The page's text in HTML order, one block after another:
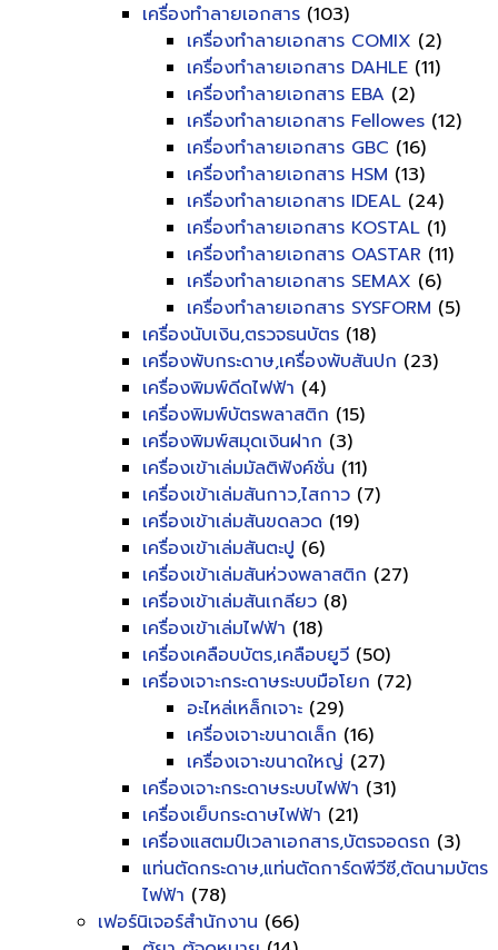
เครื่องทำลายเอกสาร (103)
เครื่องทำลายเอกสาร COMIX (2)
เครื่องทำลายเอกสาร DAHLE (11)
เครื่องทำลายเอกสาร EBA (2)
เครื่องทำลายเอกสาร Fellowes (12)
เครื่องทำลายเอกสาร GBC (16)
เครื่องทำลายเอกสาร HSM (13)
เครื่องทำลายเอกสาร IDEAL (24)
เครื่องทำลายเอกสาร KOSTAL (1)
เครื่องทำลายเอกสาร OASTAR (11)
เครื่องทำลายเอกสาร SEMAX (6)
เครื่องทำลายเอกสาร SYSFORM (5)
เครื่องนับเงิน,ตรวจธนบัตร (18)
เครื่องพับกระดาษ,เครื่องพับสันปก (23)
เครื่องพิมพ์ดีดไฟฟ้า (4)
เครื่องพิมพ์บัตรพลาสติก (15)
เครื่องพิมพ์สมุดเงินฝาก (3)
เครื่องเข้าเล่มมัลติฟังค์ชั่น (11)
เครื่องเข้าเล่มสันกาว,ไสกาว (7)
เครื่องเข้าเล่มสันขดลวด (19)
เครื่องเข้าเล่มสันตะปู (6)
เครื่องเข้าเล่มสันห่วงพลาสติก (27)
เครื่องเข้าเล่มสันเกลียว (8)
เครื่องเข้าเล่มไฟฟ้า (18)
เครื่องเคลือบบัตร,เคลือบยูวี (50)
เครื่องเจาะกระดาษระบบมือโยก (72)
อะไหล่เหล็กเจาะ (29)
เครื่องเจาะขนาดเล็ก (16)
เครื่องเจาะขนาดใหญ่ (27)
เครื่องเจาะกระดาษระบบไฟฟ้า (31)
เครื่องเย็บกระดาษไฟฟ้า (21)
เครื่องแสตมป์เวลาเอกสาร,บัตรจอดรถ (3)
แท่นตัดกระดาษ,แท่นตัดการ์ดพีวีซี,ตัดนามบัตร
ไฟฟ้า (78)
เฟอร์นิเจอร์สำนักงาน (66)